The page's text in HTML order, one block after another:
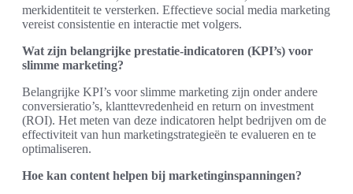
merkidentiteit te versterken. Effectieve social media marketing
vereist consistentie en interactie met volgers.
Wat zijn belangrijke prestatie-indicatoren (KPI’s) voor
slimme marketing?
Belangrijke KPI’s voor slimme marketing zijn onder andere
conversieratio’s, klanttevredenheid en return on investment
(ROI). Het meten van deze indicatoren helpt bedrijven om de
effectiviteit van hun marketingstrategieën te evalueren en te
optimaliseren.
Hoe kan content helpen bij marketinginspanningen?